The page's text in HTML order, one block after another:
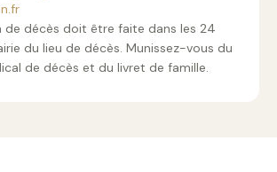
de décès doit être faite dans les 24
du lieu de décès. Munissez-vous du
de décès et du livret de famille.